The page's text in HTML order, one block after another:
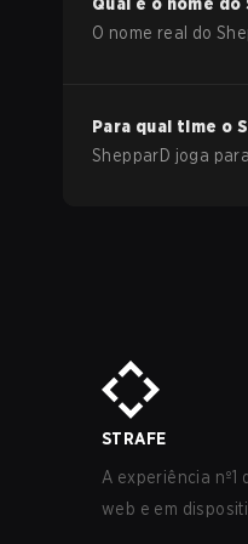
O nome real do
Para qual time o
ShepparD joga
STRAFE
A experiência nº1
web e em